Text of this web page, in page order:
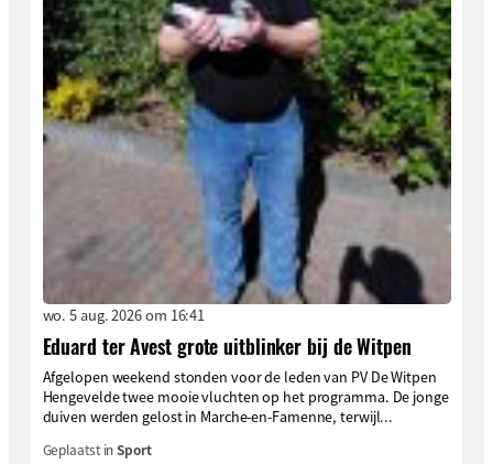
wo. 5 aug. 2026 om 16:41
Eduard ter Avest grote uitblinker bij de Witpen
Afgelopen weekend stonden voor de leden van PV De Witpen
Hengevelde twee mooie vluchten op het programma. De jonge
duiven werden gelost in Marche-en-Famenne, terwijl...
Geplaatst inSport